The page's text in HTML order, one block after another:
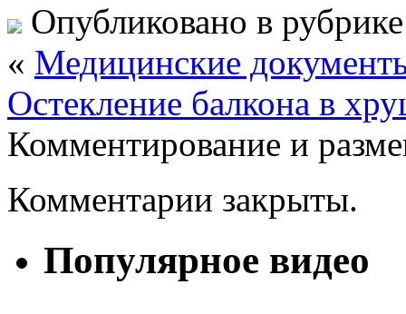
Опубликовано в
« Медицинские
Остекление балкона в
Комментирование и
Комментарии закрыты.
Популярное видео